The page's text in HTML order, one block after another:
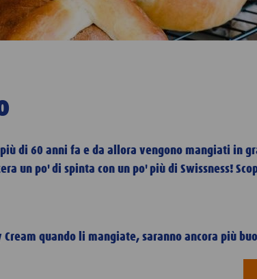
di 60 anni fa e da allora vengono mangiati in
un po' di spinta con un po' più di Swissness!
Cream quando li mangiate, saranno ancora più